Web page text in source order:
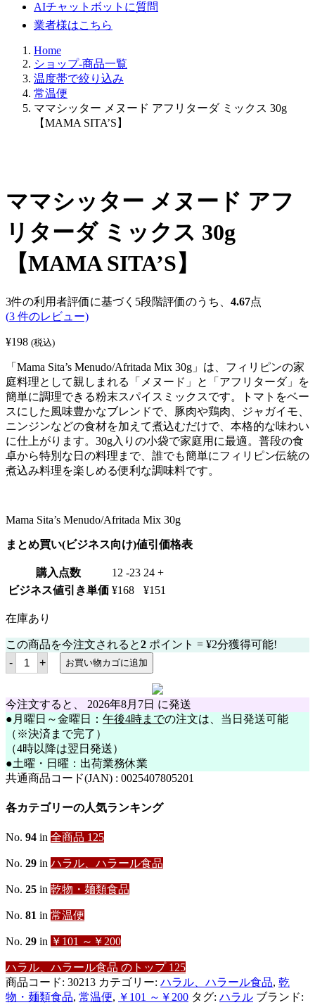
AIチャットボットに質問
業者様はこちら
Home
ショップ-商品一覧
温度帯で絞り込み
常温便
ママシッター メヌード アフリターダ ミックス 30g
【MAMA SITA’S】
ママシッター メヌード アフ
リターダ ミックス 30g
【MAMA SITA’S】
3件の利用者評価に基づく5段階評価のうち、 4.67点
(3 件のレビュー)
¥198 (税込)
「Mama Sita’s Menudo/Afritada Mix 30g」は、フィリピンの家
庭料理として親しまれる「メヌード」と「アフリターダ」を
簡単に調理できる粉末スパイスミックスです。トマトをベー
スにした風味豊かなブレンドで、豚肉や鶏肉、ジャガイモ、
ニンジンなどの食材を加えて煮込むだけで、本格的な味わい
に仕上がります。30g入りの小袋で家庭用に最適。普段の食
卓から特別な日の料理まで、誰でも簡単にフィリピン伝統の
煮込み料理を楽しめる便利な調味料です。
Mama Sita’s Menudo/Afritada Mix 30g
まとめ買い(ビジネス向け)値引価格表
購入点数 12 -23 24 +
ビジネス値引き単価 ¥168 ¥151
在庫あり
この商品を今注文されると2 ポイント = ¥2分獲得可能!
- マ
マ
タ
ー
メ
ヌ
ー
ド
ア
フ
タ
ー
ミ
ク
ス
【MAMA
個
+ お買い物カゴに追加
今注文すると、 2026年8月7日 に発送
●月曜日～金曜日： 午後4時までの注文は、当日発送可能
（※決済まで完了）
（4時以降は翌日発送）
●土曜・日曜：出荷業務休業
共通商品コード(JAN) : 0025407805201
各カテゴリーの人気ランキング
No. 94 in 全商品 125
No. 29 in ハラル、ハラール食品
No. 25 in 乾物・麺類食品
No. 81 in 常温便
No. 29 in ￥101 ～￥200
ハラル、ハラール食品 のトップ 125
商品コード: 30213 カテゴリー: ハラル、ハラール食品, 乾
物・麺類食品, 常温便, ￥101 ～￥200 タグ: ハラル ブランド: